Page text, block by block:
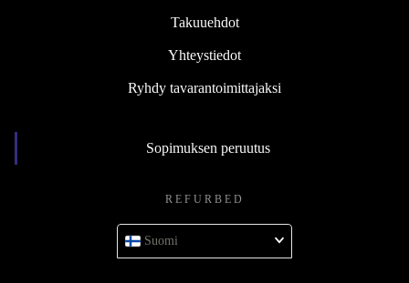
Takuuehdot
Yhteystiedot
Ryhdy tavarantoimittajaksi
Sopimuksen peruutus
REFURBED
Suomi